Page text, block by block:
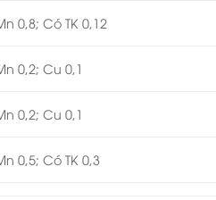
0,8; Có TK 0,12
0,2; Cu 0,1
0,2; Cu 0,1
0,5; Có TK 0,3